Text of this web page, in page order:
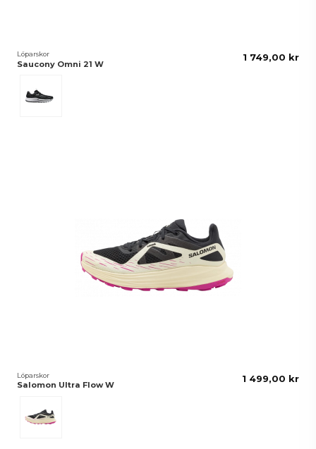
Löparskor
Saucony Omni 21 W
1 749,00 kr
Löparskor
Salomon Ultra Flow W
1 499,00 kr